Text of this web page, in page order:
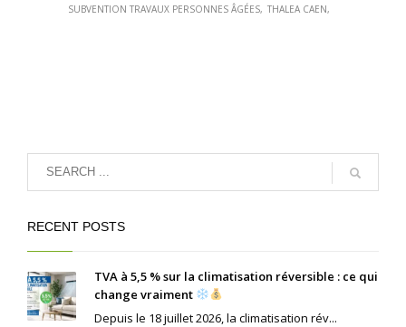
SUBVENTION TRAVAUX PERSONNES ÂGÉES THALEA CAEN
RECENT POSTS
TVA à 5,5 % sur la climatisation réversible : ce qui
change vraiment
Depuis le 18 juillet 2026, la climatisation rév...